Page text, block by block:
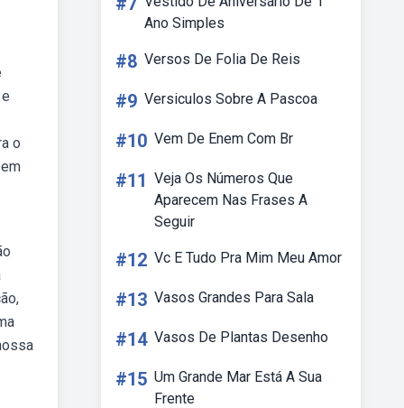
o
Ano Simples
#8 Versos De Folia De Reis
#9 Versiculos Sobre A Pascoa
#10 Vem De Enem Com Br
#11 Veja Os Números Que
Aparecem Nas Frases A
Seguir
#12 Vc E Tudo Pra Mim Meu Amor
#13 Vasos Grandes Para Sala
#14 Vasos De Plantas Desenho
#15 Um Grande Mar Está A Sua
Frente